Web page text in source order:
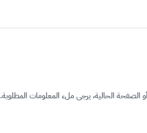
الحالية، يرجى ملء المعلومات المطلوبة.